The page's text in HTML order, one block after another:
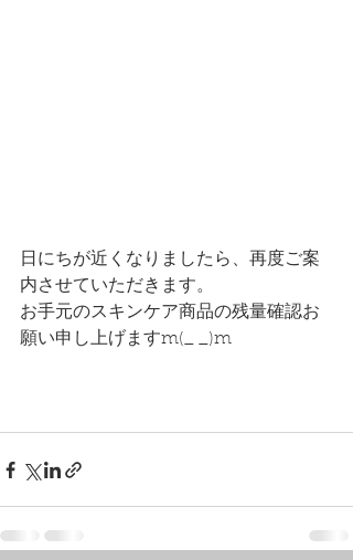
日にちが近くなりましたら、再度ご案
内させていただきます。
お手元のスキンケア商品の残量確認お
願い申し上げますm(_ _)m